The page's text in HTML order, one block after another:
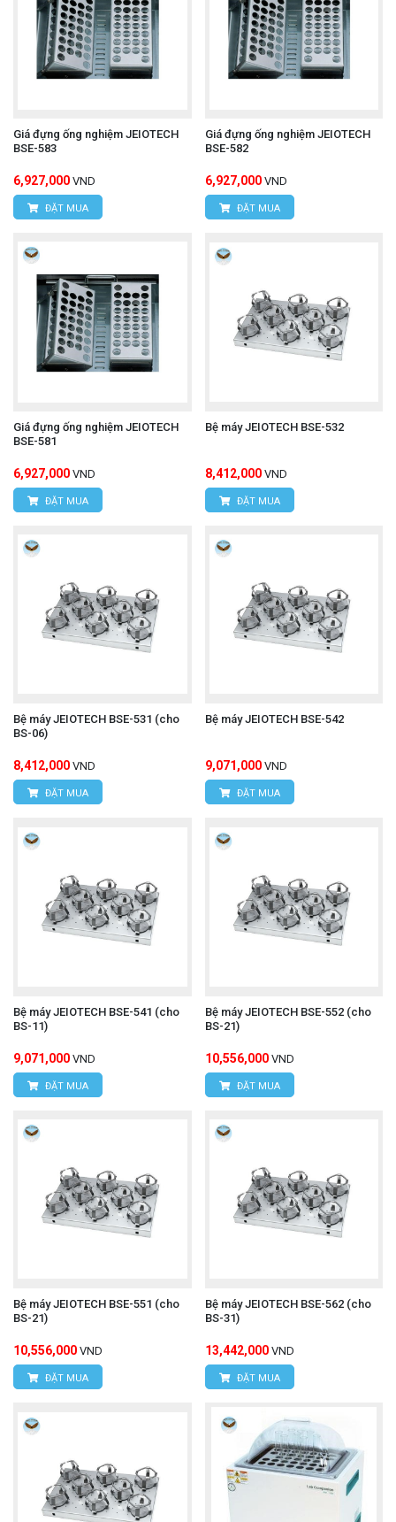
Giá đựng ống nghiệm JEIOTECH
BSE-583
6,927,000 VND
ĐẶT MUA
Giá đựng ống nghiệm JEIOTECH
BSE-582
6,927,000 VND
ĐẶT MUA
Giá đựng ống nghiệm JEIOTECH
BSE-581
6,927,000 VND
ĐẶT MUA
Bệ máy JEIOTECH BSE-532
8,412,000 VND
ĐẶT MUA
Bệ máy JEIOTECH BSE-531 (cho
BS-06)
8,412,000 VND
ĐẶT MUA
Bệ máy JEIOTECH BSE-542
9,071,000 VND
ĐẶT MUA
Bệ máy JEIOTECH BSE-541 (cho
BS-11)
9,071,000 VND
ĐẶT MUA
Bệ máy JEIOTECH BSE-552 (cho
BS-21)
10,556,000 VND
ĐẶT MUA
Bệ máy JEIOTECH BSE-551 (cho
BS-21)
10,556,000 VND
ĐẶT MUA
Bệ máy JEIOTECH BSE-562 (cho
BS-31)
13,442,000 VND
ĐẶT MUA